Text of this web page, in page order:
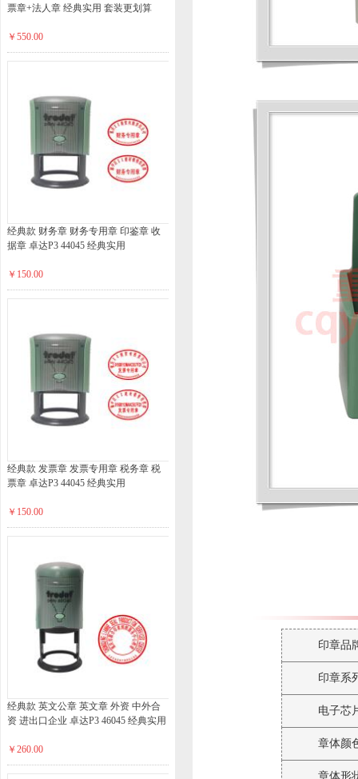
票章+法人章 经典实用 套装更划算
￥550.00
经典款 财务章 财务专用章 印鉴章 收
据章 卓达P3 44045 经典实用
￥150.00
经典款 发票章 发票专用章 税务章 税
票章 卓达P3 44045 经典实用
￥150.00
经典款 英文公章 英文章 外资 中外合
资 进出口企业 卓达P3 46045 经典实用
￥260.00
印章品
印章系
电子芯
章体颜
章体形